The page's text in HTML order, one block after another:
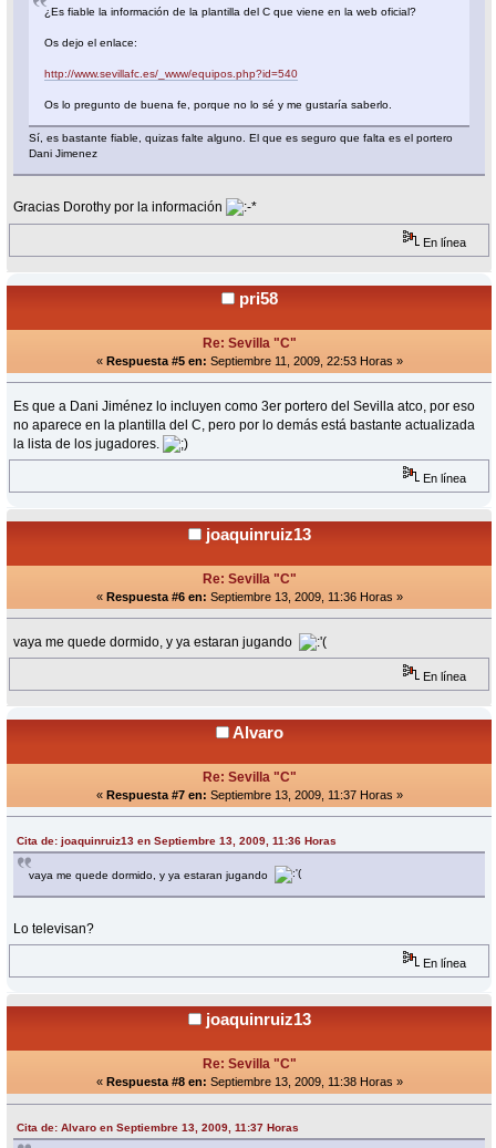
¿Es fiable la información de la plantilla del C que viene en la web oficial?
Os dejo el enlace:
http://www.sevillafc.es/_www/equipos.php?id=540
Os lo pregunto de buena fe, porque no lo sé y me gustaría saberlo.
Sí, es bastante fiable, quizas falte alguno. El que es seguro que falta es el portero
Dani Jimenez
Gracias Dorothy por la información
En línea
pri58
Re: Sevilla "C"
« Respuesta #5 en: Septiembre 11, 2009, 22:53 Horas »
Es que a Dani Jiménez lo incluyen como 3er portero del Sevilla atco, por eso
no aparece en la plantilla del C, pero por lo demás está bastante actualizada
la lista de los jugadores.
En línea
joaquinruiz13
Re: Sevilla "C"
« Respuesta #6 en: Septiembre 13, 2009, 11:36 Horas »
vaya me quede dormido, y ya estaran jugando
En línea
Alvaro
Re: Sevilla "C"
« Respuesta #7 en: Septiembre 13, 2009, 11:37 Horas »
Cita de: joaquinruiz13 en Septiembre 13, 2009, 11:36 Horas
vaya me quede dormido, y ya estaran jugando
Lo televisan?
En línea
joaquinruiz13
Re: Sevilla "C"
« Respuesta #8 en: Septiembre 13, 2009, 11:38 Horas »
Cita de: Alvaro en Septiembre 13, 2009, 11:37 Horas